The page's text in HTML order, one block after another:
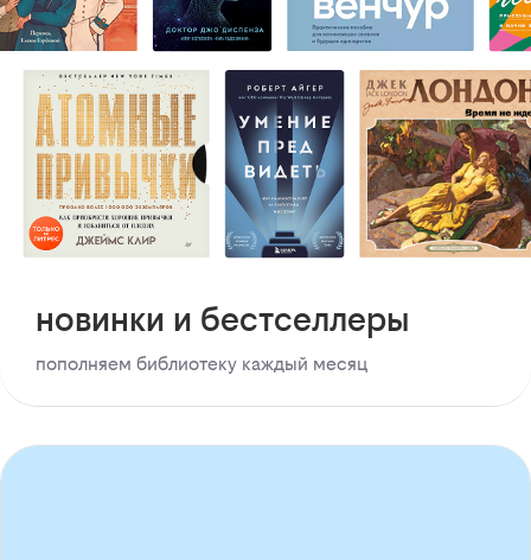
новинки и бестселлеры
пополняем библиотеку каждый месяц